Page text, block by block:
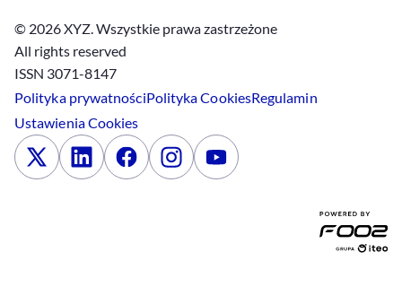
© 2026 XYZ. Wszystkie prawa zastrzeżone
All rights reserved
ISSN 3071-8147
Polityka prywatnościPolitykaCookiesRegulamin
UstawieniaCookies
x LinkedinFacebookInstagramYoutube